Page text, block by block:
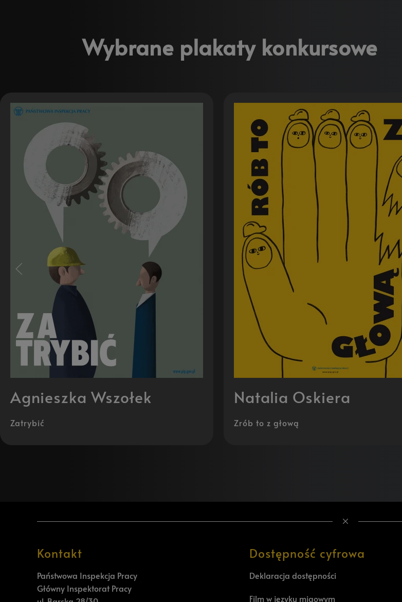
Wybrane plakaty konkursowe
Agnieszka Wszołek
Zatrybić
Natalia Oskiera
Zrób to z głową
Kontakt
Państwowa Inspekcja Pracy
Główny Inspektorat Pracy
Dostępność cyfrowa
Deklaracja dostępności
Film w języku migowym